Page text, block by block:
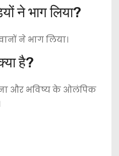
ने भाग लिया?
ने भाग लिया।
है?
और भविष्य के ओलंपिक